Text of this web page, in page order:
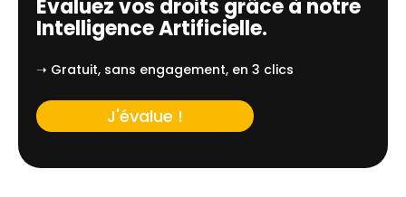
Évaluez vos droits grâce à notre
Intelligence Artificielle.
➝ Gratuit, sans engagement, en 3 clics
J'évalue !